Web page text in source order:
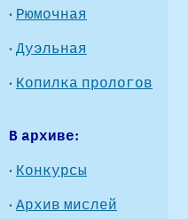
· Рюмочная
·Дуэльная
· Копилка прологов
В архиве:
· Конкурсы
·Архив мислей